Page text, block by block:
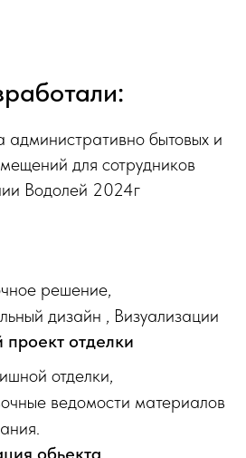
административно бытовых и
для сотрудников
Водолей 2024г
решение,
дизайн , Визуализации
отделки
отделки,
ведомости материалов
обьекта